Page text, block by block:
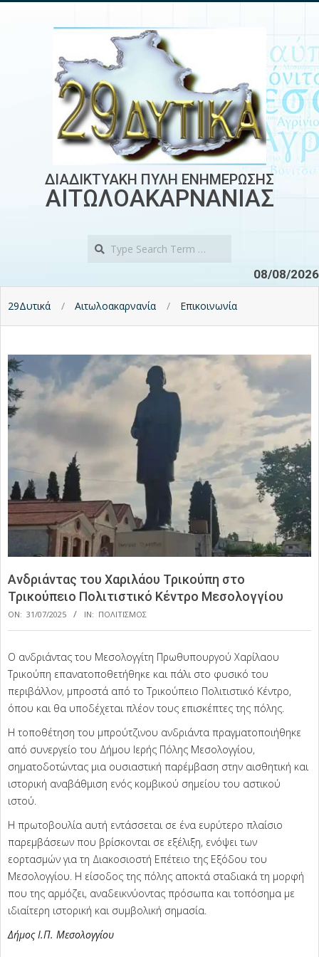
ΔΙΑΔΙΚΤΥΑΚΗ ΠΥΛΗ ΕΝΗΜΕΡΩΣΗΣ
ΑΙΤΩΛΟΑΚΑΡΝΑΝΙΑΣ
08/08/2026
29Δυτικά Αιτωλοακαρνανία Επικοινωνία
Ανδριάντας του Χαριλάου Τρικούπη στο
Τρικούπειο Πολιτιστικό Κέντρο Μεσολογγίου
ON: 31/07/2025 IN: ΠΟΛΙΤΙΣΜΟΣ
Ο ανδριάντας του Μεσολογγίτη Πρωθυπουργού Χαρίλαου
Τρικούπη επανατοποθετήθηκε και πάλι στο φυσικό του
περιβάλλον, μπροστά από το Τρικούπειο Πολιτιστικό Κέντρο,
όπου και θα υποδέχεται πλέον τους επισκέπτες της πόλης.
Η τοποθέτηση του μπρούτζινου ανδριάντα πραγματοποιήθηκε
από συνεργείο του Δήμου Ιερής Πόλης Μεσολογγίου,
σηματοδοτώντας μια ουσιαστική παρέμβαση στην αισθητική και
ιστορική αναβάθμιση ενός κομβικού σημείου του αστικού
ιστού.
Η πρωτοβουλία αυτή εντάσσεται σε ένα ευρύτερο πλαίσιο
παρεμβάσεων που βρίσκονται σε εξέλιξη, ενόψει των
εορτασμών για τη Διακοσιοστή Επέτειο της Εξόδου του
Μεσολογγίου. Η είσοδος της πόλης αποκτά σταδιακά τη μορφή
που της αρμόζει, αναδεικνύοντας πρόσωπα και τοπόσημα με
ιδιαίτερη ιστορική και συμβολική σημασία.
Δήμος Ι.Π. Μεσολογγίου